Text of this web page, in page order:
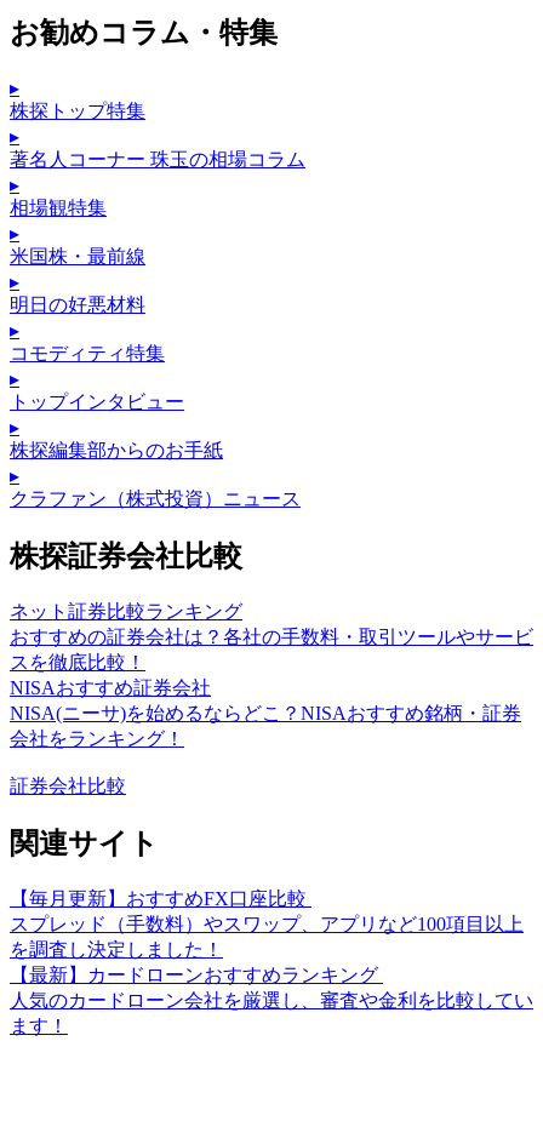
お勧めコラム・特集
▸
株探トップ特集
▸
著名人コーナー 珠玉の相場コラム
▸
相場観特集
▸
米国株・最前線
▸
明日の好悪材料
▸
コモディティ特集
▸
トップインタビュー
▸
株探編集部からのお手紙
▸
クラファン（株式投資）ニュース
株探証券会社比較
ネット証券比較ランキング
おすすめの証券会社は？各社の手数料・取引ツールやサービ
スを徹底比較！
NISAおすすめ証券会社
NISA(ニーサ)を始めるならどこ？NISAおすすめ銘柄・証券
会社をランキング！
証券会社比較
関連サイト
【毎月更新】おすすめFX口座比較
スプレッド（手数料）やスワップ、アプリなど100項目以上
を調査し決定しました！
【最新】カードローンおすすめランキング
人気のカードローン会社を厳選し、審査や金利を比較してい
ます！